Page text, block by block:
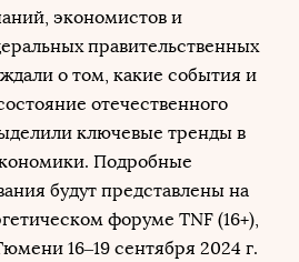
экономистов и
правительственных
о том, какие события и
отечественного
ключевые тренды в
Подробные
будут представлены на
форуме TNF (16+),
16–19 сентября 2024 г.